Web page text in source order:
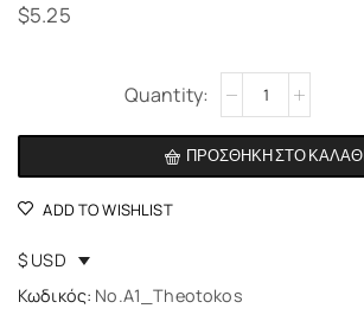
$5.25
ΠΡΟΣΘΉΚΗ ΣΤΟ ΚΑΛΆΘΙ
Alternative:
ADD TO WISHLIST
$ USD
Κωδικός: No.A1_Theotokos